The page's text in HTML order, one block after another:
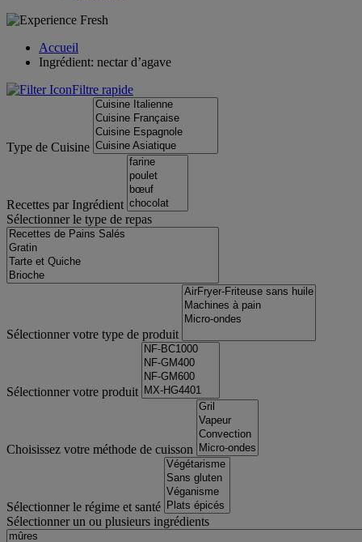
Accueil
Ingrédient: nectar d’agave
Filtre rapide
Type de Cuisine
Recettes par Ingrédient
Sélectionner le type de repas
Sélectionner votre type de produit
Sélectionner votre produit
Choisissez votre méthode de cuisson
Sélectionner le régime et santé
Sélectionner un ou plusieurs ingrédients